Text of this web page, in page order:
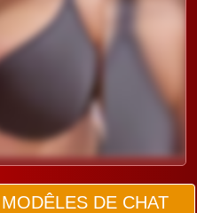
DE CHAT